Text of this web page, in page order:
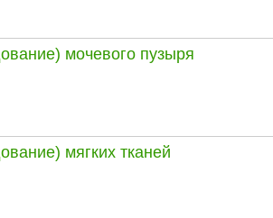
мочевого пузыря
мягких тканей